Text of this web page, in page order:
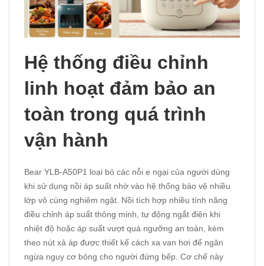
Hệ thống điều chỉnh
linh hoạt đảm bảo an
toàn trong quá trình
vận hành
Bear YLB-A50P1 loại bỏ các nỗi e ngại của người dùng
khi sử dụng nồi áp suất nhờ vào hệ thống bảo vệ nhiều
lớp vô cùng nghiêm ngặt. Nồi tích hợp nhiều tính năng
điều chỉnh áp suất thông minh, tự động ngắt điện khi
nhiệt độ hoặc áp suất vượt quá ngưỡng an toàn, kèm
theo nút xả áp được thiết kế cách xa van hơi để ngăn
ngừa nguy cơ bỏng cho người đứng bếp. Cơ chế này